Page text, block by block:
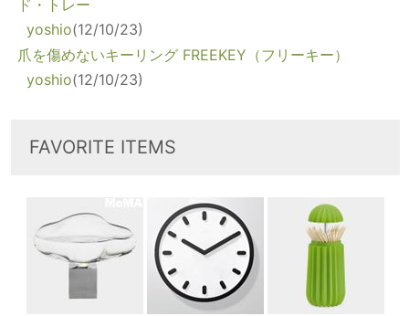
ド・トレー
yoshio(12/10/23)
爪を傷めないキーリング FREEKEY（フリーキー）
yoshio(12/10/23)
FAVORITE ITEMS